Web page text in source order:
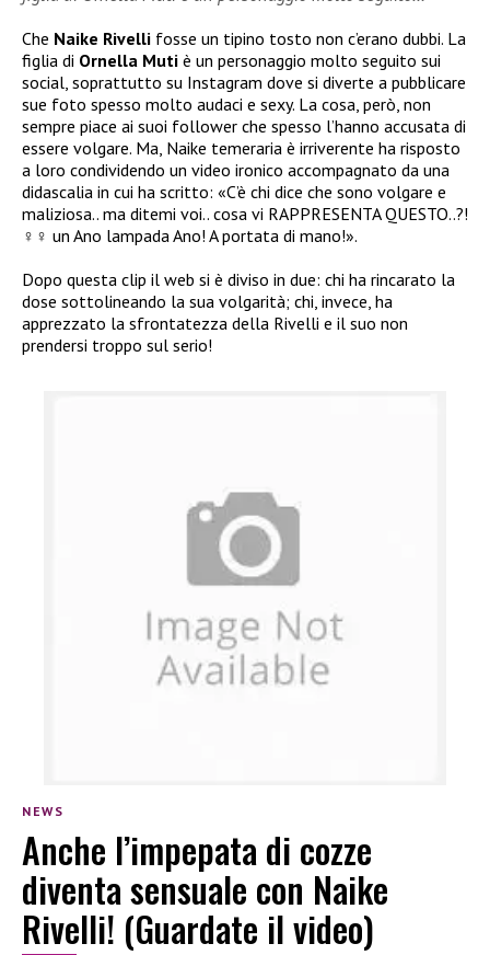
Che Naike Rivelli fosse un tipino tosto non c’erano dubbi. La
figlia di Ornella Muti è un personaggio molto seguito sui
social, soprattutto su Instagram dove si diverte a pubblicare
sue foto spesso molto audaci e sexy. La cosa, però, non
sempre piace ai suoi follower che spesso l’hanno accusata di
essere volgare. Ma, Naike temeraria è irriverente ha risposto
a loro condividendo un video ironico accompagnato da una
didascalia in cui ha scritto: «C’è chi dice che sono volgare e
maliziosa.. ma ditemi voi.. cosa vi RAPPRESENTA QUESTO..?!
♀️ un Ano lampada Ano! A portata di mano!».
Dopo questa clip il web si è diviso in due: chi ha rincarato la
dose sottolineando la sua volgarità; chi, invece, ha
apprezzato la sfrontatezza della Rivelli e il suo non
prendersi troppo sul serio!
NEWS
Anche l’impepata di cozze
diventa sensuale con Naike
Rivelli! (Guardate il video)